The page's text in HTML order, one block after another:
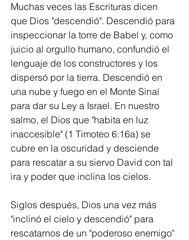
Muchas veces las Escrituras dicen
que Dios "descendió". Descendió para
inspeccionar la torre de Babel y, como
juicio al orgullo humano, confundió el
lenguaje de los constructores y los
dispersó por la tierra. Descendió en
una nube y fuego en el Monte Sinaí
para dar su Ley a Israel. En nuestro
salmo, el Dios que "habita en luz
inaccesible" (1 Timoteo 6:16a) se
cubre en la oscuridad y desciende
para rescatar a su siervo David con tal
ira y poder que inclina los cielos.
Siglos después, Dios una vez más
"inclinó el cielo y descendió" para
rescatarnos de un "poderoso enemigo"